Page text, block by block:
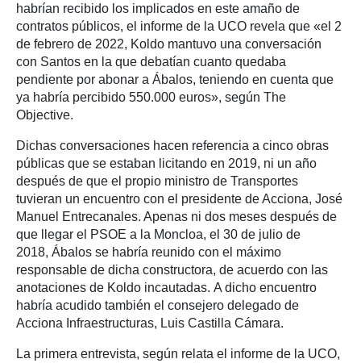
habrían recibido los implicados en este amaño de
contratos públicos, el informe de la UCO revela que «el 2
de febrero de 2022, Koldo mantuvo una conversación
con Santos en la que debatían cuanto quedaba
pendiente por abonar a Ábalos, teniendo en cuenta que
ya habría percibido 550.000 euros», según The
Objective.
Dichas conversaciones hacen referencia a cinco obras
públicas que se estaban licitando en 2019, ni un año
después de que el propio ministro de Transportes
tuvieran un encuentro con el presidente de Acciona, José
Manuel Entrecanales. Apenas ni dos meses después de
que llegar el PSOE a la Moncloa, el 30 de julio de
2018, Ábalos se habría reunido con el máximo
responsable de dicha constructora, de acuerdo con las
anotaciones de Koldo incautadas. A dicho encuentro
habría acudido también el consejero delegado de
Acciona Infraestructuras, Luis Castilla Cámara.
La primera entrevista, según relata el informe de la UCO,